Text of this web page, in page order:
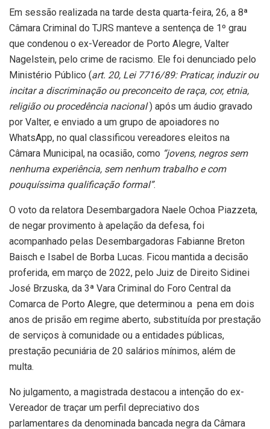
Em sessão realizada na tarde desta quarta-feira, 26, a 8ª
Câmara Criminal do TJRS manteve a sentença de 1º grau
que condenou o ex-Vereador de Porto Alegre, Valter
Nagelstein, pelo crime de racismo. Ele foi denunciado pelo
Ministério Público (art. 20, Lei 7716/89: Praticar, induzir ou
incitar a discriminação ou preconceito de raça, cor, etnia,
religião ou procedência nacional) após um áudio gravado
por Valter, e enviado a um grupo de apoiadores no
WhatsApp, no qual classificou vereadores eleitos na
Câmara Municipal, na ocasião, como “jovens, negros sem
nenhuma experiência, sem nenhum trabalho e com
pouquíssima qualificação formal”.
O voto da relatora Desembargadora Naele Ochoa Piazzeta,
de negar provimento à apelação da defesa, foi
acompanhado pelas Desembargadoras Fabianne Breton
Baisch e Isabel de Borba Lucas. Ficou mantida a decisão
proferida, em março de 2022, pelo Juiz de Direito Sidinei
José Brzuska, da 3ª Vara Criminal do Foro Central da
Comarca de Porto Alegre, que determinou a pena em dois
anos de prisão em regime aberto, substituída por prestação
de serviços à comunidade ou a entidades públicas,
prestação pecuniária de 20 salários mínimos, além de
multa.
No julgamento, a magistrada destacou a intenção do ex-
Vereador de traçar um perfil depreciativo dos
parlamentares da denominada bancada negra da Câmara